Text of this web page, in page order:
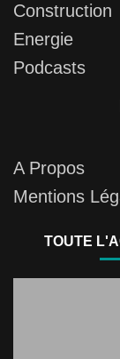
Construction
Energie
Podcasts
A Propos
Mentions
TOUTE